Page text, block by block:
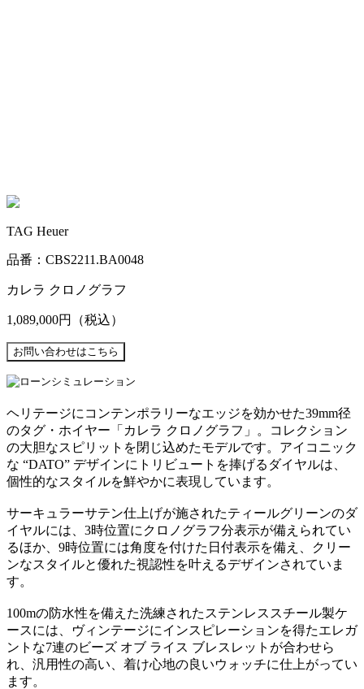
TAG Heuer
品番：CBS2211.BA0048
カレラ クロノグラフ
1,089,000円 （税込）
ヘリテージにコンテンポラリーなエッジを効かせた39mm径
のタグ・ホイヤー「カレラ クロノグラフ」。コレクション
の大胆なスピリットを閉じ込めたモデルです。アイコニック
な “DATO” デザインにトリビュートを捧げるダイヤルは、
個性的なスタイルを鮮やかに表現しています。
サーキュラーサテン仕上げが施されたティールグリーンのダ
イヤルには、3時位置にクロノグラフ分表示が備えられてい
るほか、9時位置には角度を付けた日付表示を備え、クリー
ンなスタイルと優れた視認性を叶えるデザインされていま
す。
100mの防水性を備えた洗練されたステンレススチール製ケ
ースには、ヴィンテージにインスピレーションを得たエレガ
ントな7連のビーズ オブ ライス ブレスレットが合わせら
れ、汎用性の高い、着け心地の良いウォッチに仕上がってい
ます。